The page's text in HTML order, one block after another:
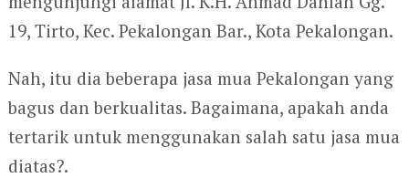
19, Tirto, Kec. Pekalongan Bar., Kota Pekalongan.
Nah, itu dia beberapa jasa mua Pekalongan yang
bagus dan berkualitas. Bagaimana, apakah anda
tertarik untuk menggunakan salah satu jasa mua
diatas?.